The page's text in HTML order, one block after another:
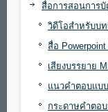
สื่อการสอนการ
วิดีโอสำหรับบ
สื่อ
เสียงบรรยาย
แนวคำตอบแบ
กระดาษคำตอ